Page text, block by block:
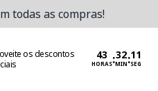
todas as compras!
os descontos
HORAS:MIN:SEG